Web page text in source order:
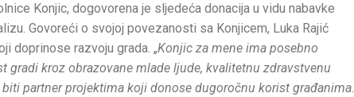
Konjic, dogovorena je sljedeća donacija u vidu nabavke
Govoreći o svojoj povezanosti sa Konjicem, Luka Rajić
doprinose razvoju grada. „Konjic za mene ima posebno
kroz obrazovane mlade ljude, kvalitetnu zdravstvenu
partner projektima koji donose dugoročnu korist građanima.